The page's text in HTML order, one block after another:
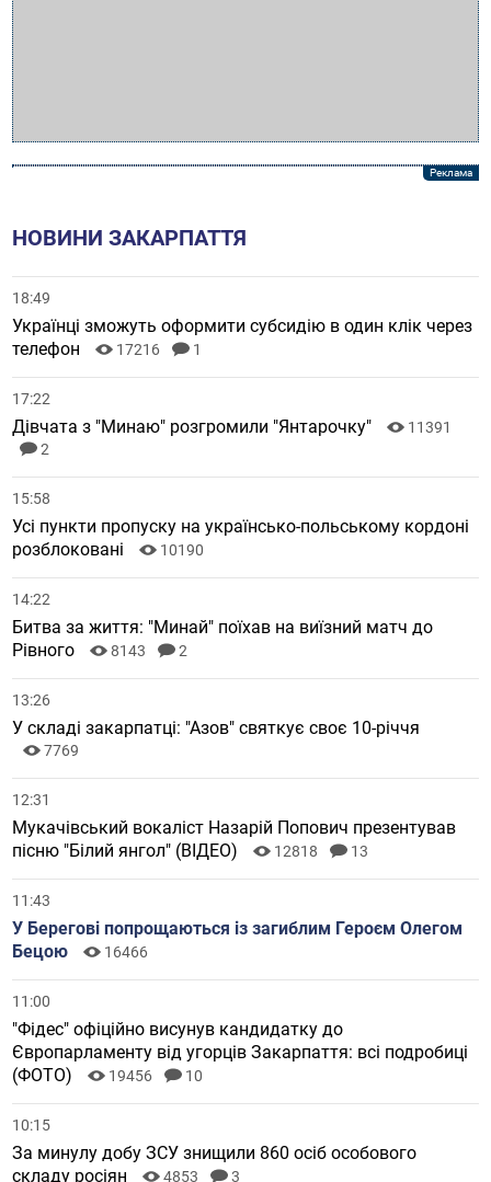
НОВИНИ ЗАКАРПАТТЯ
18:49
Українці зможуть оформити субсидію в один клік через
телефон
17216 1
17:22
Дівчата з "Минаю" розгромили "Янтарочку"
11391
2
15:58
Усі пункти пропуску на українсько-польському кордоні
розблоковані
10190
14:22
Битва за життя: "Минай" поїхав на виїзний матч до
Рівного
8143 2
13:26
У складі закарпатці: "Азов" святкує своє 10-річчя
7769
12:31
Мукачівський вокаліст Назарій Попович презентував
пісню "Білий янгол" (ВІДЕО)
12818 13
11:43
У Берегові попрощаються із загиблим Героєм Олегом
Бецою
16466
11:00
"Фідес" офіційно висунув кандидатку до
Європарламенту від угорців Закарпаття: всі подробиці
(ФОТО)
19456 10
10:15
За минулу добу ЗСУ знищили 860 осіб особового
складу росіян
4853 3